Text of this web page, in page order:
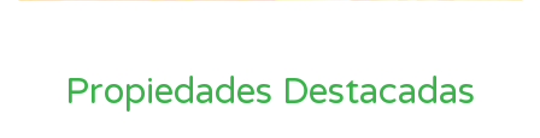
Propiedades Destacadas